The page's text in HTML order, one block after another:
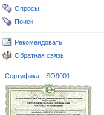
Опросы
Поиск
Рекомендовать
Обратная связь
Сертификат ISO9001